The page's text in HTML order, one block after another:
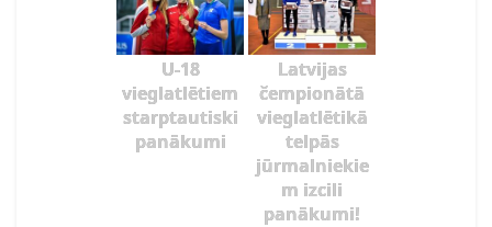
U-18
vieglatlētiem
starptautiski
panākumi
Latvijas
čempionātā
vieglatlētikā
telpās
jūrmalniekie
m izcili
panākumi!